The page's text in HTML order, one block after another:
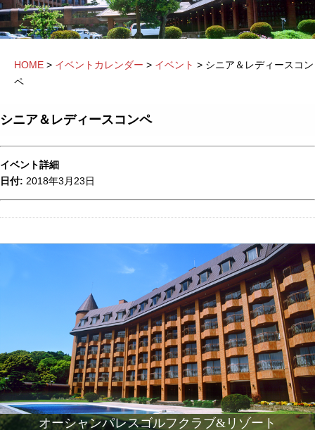
HOME > イベントカレンダー > イベント > シニア＆レディースコン
ペ
シニア＆レディースコンペ
イベント詳細
日付: 2018年3月23日
オーシャンパレスゴルフクラブ&リゾート